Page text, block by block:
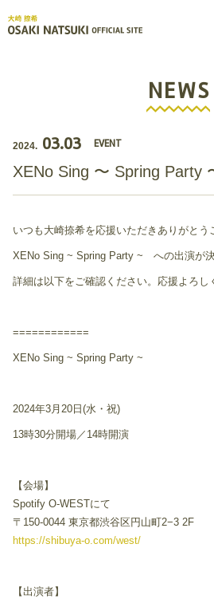
NEWS
2024. 03.03 EVENT
XENo Sing 〜 Spring Party
いつも大崎捺希を応援いただきありがとう
XENo Sing ~ Spring Party ~ への出演が決
詳細は以下をご確認ください。応援よろし
============
XENo Sing ~ Spring Party ~
2024年3月20日(水・祝)
13時30分開場／14時開演
【会場】
Spotify O-WESTにて
〒150-0044 東京都渋谷区円山町2−3 2F
https://shibuya-o.com/west/
【出演者】